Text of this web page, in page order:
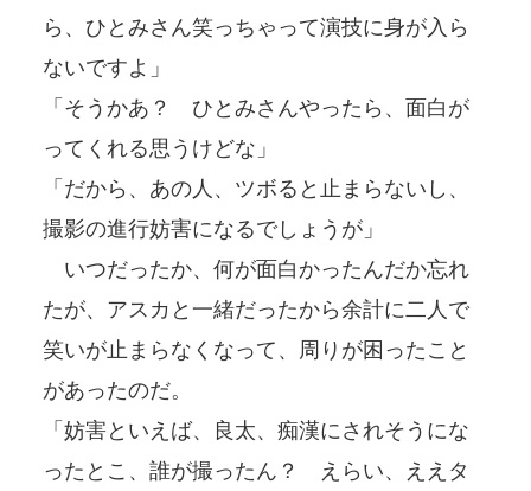
ら、ひとみさん笑っちゃって演技に身が入ら
ないですよ」
「そうかあ？ ひとみさんやったら、面白が
ってくれる思うけどな」
「だから、あの人、ツボると止まらないし、
撮影の進行妨害になるでしょうが」
いつだったか、何が面白かったんだか忘れ
たが、アスカと一緒だったから余計に二人で
笑いが止まらなくなって、周りが困ったこと
があったのだ。
「妨害といえば、良太、痴漢にされそうにな
ったとこ、誰が撮ったん？ えらい、ええタ